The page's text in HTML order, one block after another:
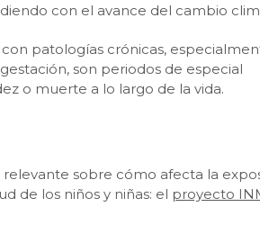
con el avance del cambio
patologías crónicas,
son periodos de especial
o muerte a lo largo de la vida.
sobre cómo afecta la
de los niños y niñas: el proyecto